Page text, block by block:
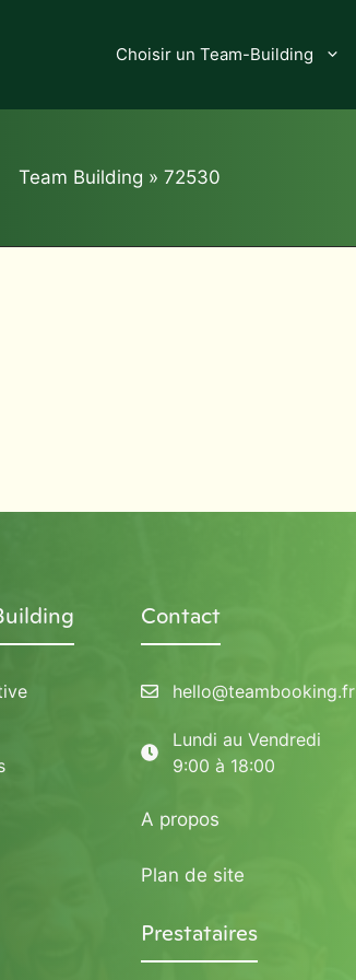
Choisir un Team-Building
Team Building » 72530
Contact
hello@teambooking.fr
Lundi au Vendredi
9:00 à 18:00
A propos
Plan de site
Prestataires